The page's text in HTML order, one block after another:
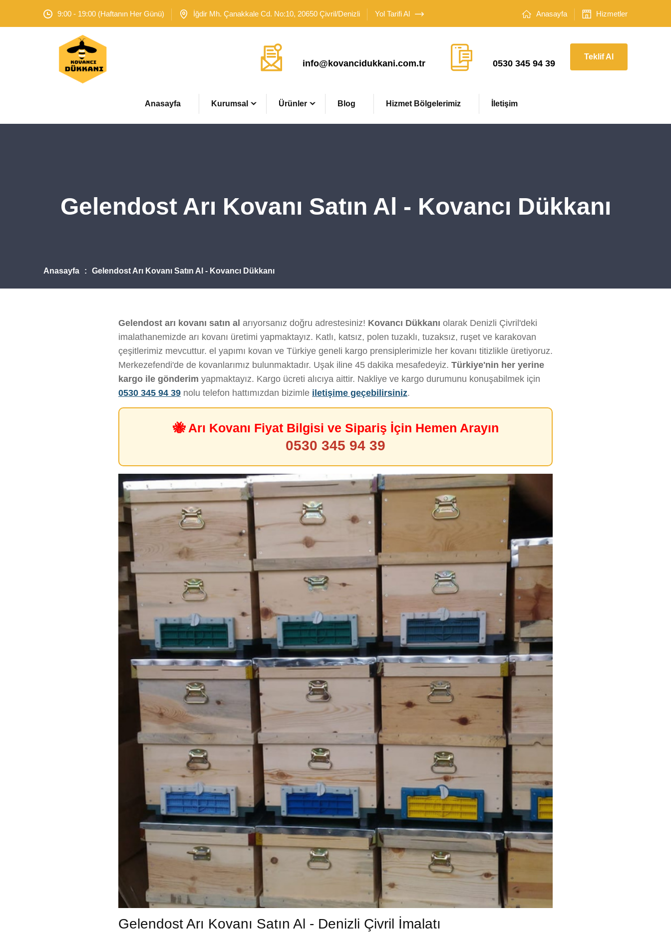
9:00 - 19:00 (Haftanın Her Günü) İğdir Mh. Çanakkale Cd. No:10, 20650 Çivril/Denizli Yol Tarifi Al Anasayfa Hizmetler
info@kovancidukkani.com.tr 0530 345 94 39
Teklif Al
Anasayfa Kurumsal Ürünler Blog Hizmet Bölgelerimiz İletişim
Gelendost Arı Kovanı Satın Al - Kovancı Dükkanı
Anasayfa Gelendost Arı Kovanı Satın Al - Kovancı Dükkanı
Gelendost arı kovanı satın al arıyorsanız doğru adrestesiniz! Kovancı Dükkanı olarak Denizli Çivril'deki
imalathanemizde arı kovanı üretimi yapmaktayız. Katlı, katsız, polen tuzaklı, tuzaksız, ruşet ve karakovan
çeşitlerimiz mevcuttur. el yapımı kovan ve Türkiye geneli kargo prensiplerimizle her kovanı titizlikle üretiyoruz.
Merkezefendi'de de kovanlarımız bulunmaktadır. Uşak iline 45 dakika mesafedeyiz. Türkiye'nin her yerine
kargo ile gönderim yapmaktayız. Kargo ücreti alıcıya aittir. Nakliye ve kargo durumunu konuşabilmek için
0530 345 94 39 nolu telefon hattımızdan bizimle iletişime geçebilirsiniz.
🐝 Arı Kovanı Fiyat Bilgisi ve Sipariş İçin Hemen Arayın
0530 345 94 39
Gelendost Arı Kovanı Satın Al - Denizli Çivril İmalatı